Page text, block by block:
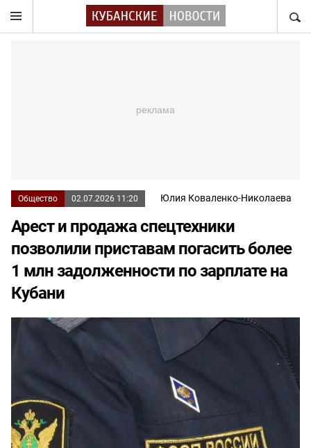
Общество 02.07.2026 11:20 Юлия Коваленко-Николаева
Арест и продажа спецтехники
позволили приставам погасить более
1 млн задолженности по зарплате на
Кубани